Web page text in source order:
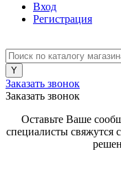
Вход
Регистрация
Заказать звонок
Заказать звонок
Оставьте Ваше
специалисты свяжутся